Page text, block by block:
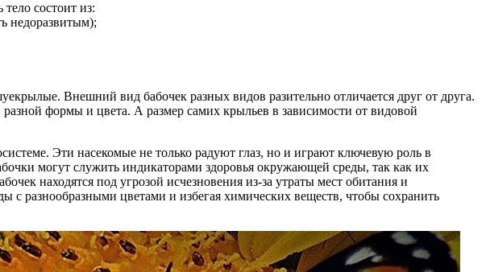
состоит из:
недоразвитым);
Внешний вид бабочек разных видов разительно отличается друг от друга.
формы и цвета. А размер самих крыльев в зависимости от видовой
Эти насекомые не только радуют глаз, но и играют ключевую роль в
могут служить индикаторами здоровья окружающей среды, так как их
находятся под угрозой исчезновения из-за утраты мест обитания и
с разнообразными цветами и избегая химических веществ, чтобы сохранить